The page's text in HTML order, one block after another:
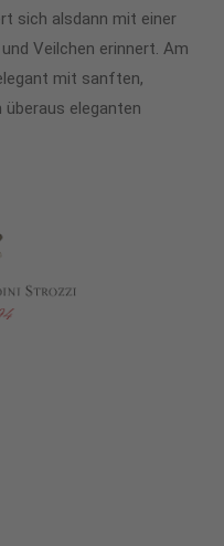
sich alsdann mit einer
Veilchen erinnert. Am
mit sanften,
eleganten